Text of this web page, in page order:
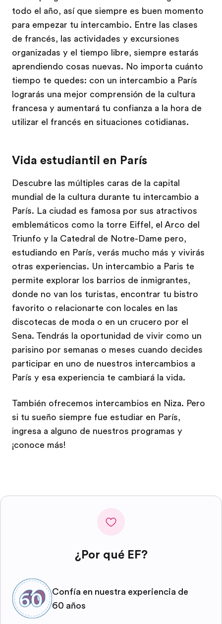
todo el año, así que siempre es buen momento
para empezar tu intercambio. Entre las clases
de francés, las actividades y excursiones
organizadas y el tiempo libre, siempre estarás
aprendiendo cosas nuevas. No importa cuánto
tiempo te quedes: con un intercambio a París
lograrás una mejor comprensión de la cultura
francesa y aumentará tu confianza a la hora de
utilizar el francés en situaciones cotidianas.
Vida estudiantil en París
Descubre las múltiples caras de la capital
mundial de la cultura durante tu intercambio a
París. La ciudad es famosa por sus atractivos
emblemáticos como la torre Eiffel, el Arco del
Triunfo y la Catedral de Notre-Dame pero,
estudiando en París, verás mucho más y vivirás
otras experiencias. Un intercambio a Paris te
permite explorar los barrios de inmigrantes,
donde no van los turistas, encontrar tu bistro
favorito o relacionarte con locales en las
discotecas de moda o en un crucero por el
Sena. Tendrás la oportunidad de vivir como un
parisino por semanas o meses cuando decides
participar en uno de nuestros intercambios a
París y esa experiencia te cambiará la vida.
También ofrecemos intercambios en Niza. Pero
si tu sueño siempre fue estudiar en París,
ingresa a alguno de nuestros programas y
¡conoce más!
¿Por qué EF?
Confía en nuestra experiencia de
60 años